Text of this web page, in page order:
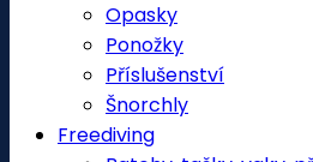
Opasky
Ponožky
Příslušenství
Šnorchly
Freediving